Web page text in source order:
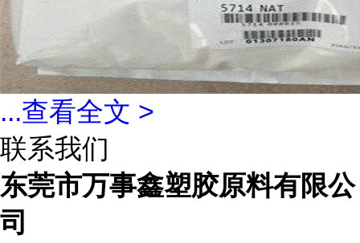
...查看全文 >
联系我们
东莞市万事鑫塑胶原料有限公
司